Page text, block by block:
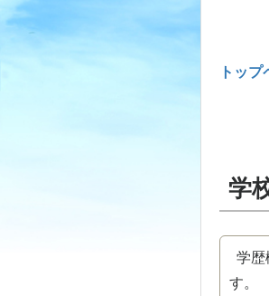
トッ
学
学歴
す。